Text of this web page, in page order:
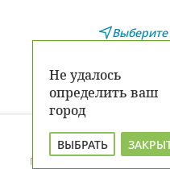
Не удалось
определить ваш
город
ВЫБРАТЬ
Главная Каталог